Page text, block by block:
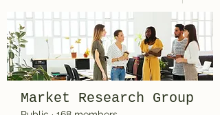
Market Research Group